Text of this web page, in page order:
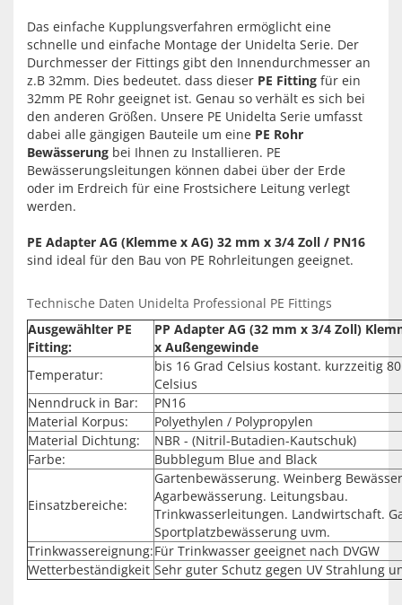
Das einfache Kupplungsverfahren ermöglicht eine
schnelle und einfache Montage der Unidelta Serie. Der
Durchmesser der Fittings gibt den Innendurchmesser an
z.B 32mm. Dies bedeutet. dass dieser PE Fitting für ein
32mm PE Rohr geeignet ist. Genau so verhält es sich bei
den anderen Größen. Unsere PE Unidelta Serie umfasst
dabei alle gängigen Bauteile um eine PE Rohr
Bewässerung bei Ihnen zu Installieren. PE
Bewässerungsleitungen können dabei über der Erde
oder im Erdreich für eine Frostsichere Leitung verlegt
werden.
PE Adapter AG (Klemme x AG) 32 mm x 3/4 Zoll / PN16
sind ideal für den Bau von PE Rohrleitungen geeignet.
Technische Daten Unidelta Professional PE Fittings
Ausgewählter PE
Fitting:
PP Adapter AG (32 mm x 3/4 Zoll)
x Außengewinde
Temperatur:
bis 16 Grad Celsius kostant. kurzzeitig
Celsius
Nenndruck in Bar:
PN16
Material Korpus:
Polyethylen / Polypropylen
Material Dichtung:
NBR - (Nitril-Butadien-Kautschuk)
Farbe:
Bubblegum Blue and Black
Einsatzbereiche:
Gartenbewässerung. Weinberg
Agarbewässerung. Leitungsbau.
Trinkwasserleitungen. Landwirtschaft.
Sportplatzbewässerung uvm.
Trinkwassereignung:Für Trinkwasser geeignet nach DVGW
Wetterbeständigkeit Sehr guter Schutz gegen UV Strahlung